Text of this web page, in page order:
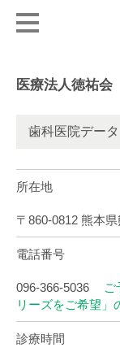
医療法人徳祐
歯科医院データ
所在地
〒860-0812 熊本
電話番号
096-366-5036
ご
リーズをご希望」
診療時間